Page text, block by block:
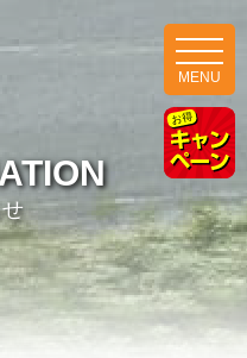
MENU